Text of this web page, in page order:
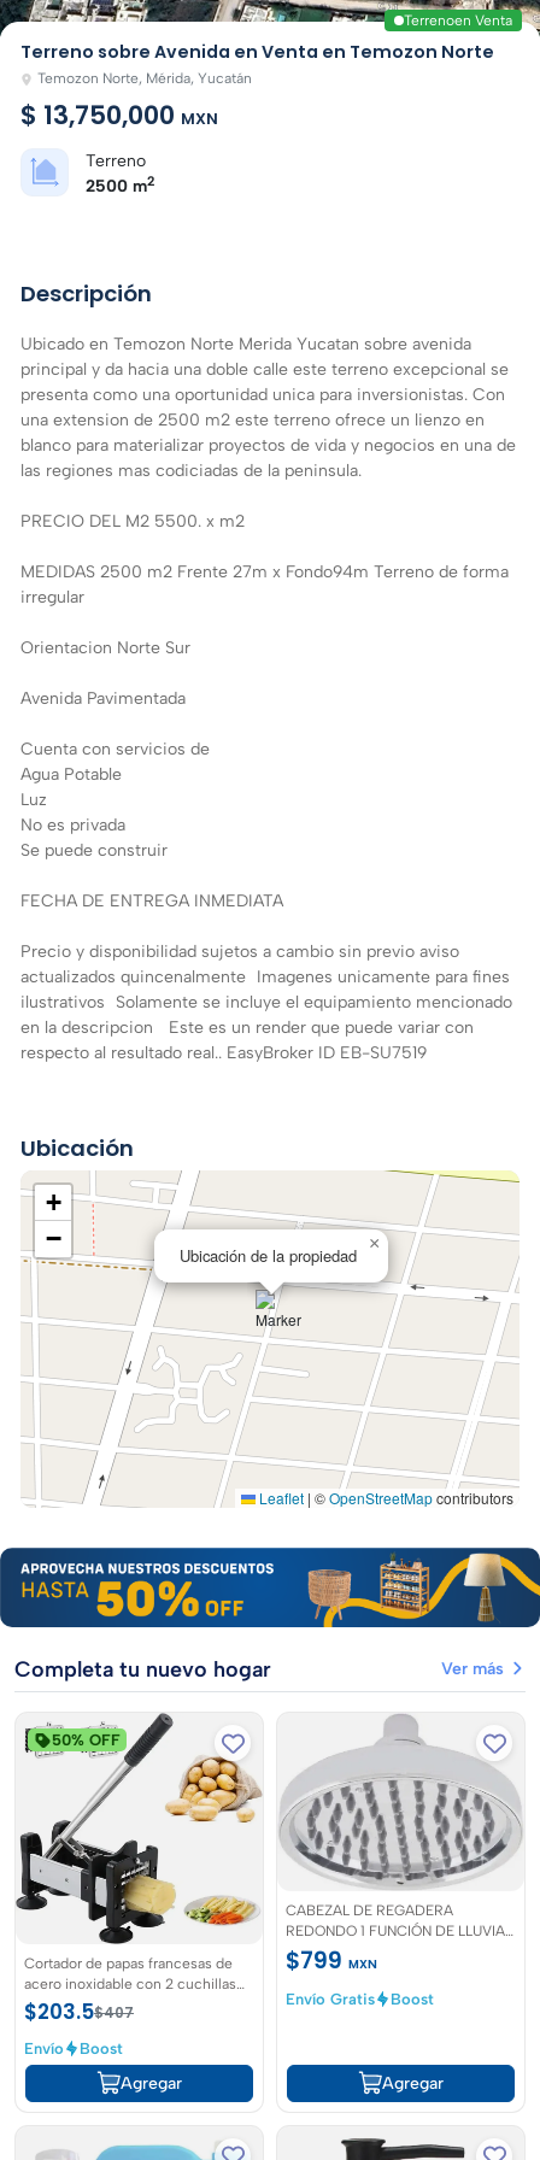
Terrenoen Venta
Terreno sobre Avenida en Venta en Temozon Norte
Temozon Norte, Mérida, Yucatán
$ 13,750,000 MXN
Terreno
2500 m2
Descripción
Ubicado en Temozon Norte Merida Yucatan sobre avenida
principal y da hacia una doble calle este terreno excepcional se
presenta como una oportunidad unica para inversionistas. Con
una extension de 2500 m2 este terreno ofrece un lienzo en
blanco para materializar proyectos de vida y negocios en una de
las regiones mas codiciadas de la peninsula.
PRECIO DEL M2 5500. x m2
MEDIDAS 2500 m2 Frente 27m x Fondo94m Terreno de forma
irregular
Orientacion Norte Sur
Avenida Pavimentada
Cuenta con servicios de
Agua Potable
Luz
No es privada
Se puede construir
FECHA DE ENTREGA INMEDIATA
Precio y disponibilidad sujetos a cambio sin previo aviso
actualizados quincenalmente Imagenes unicamente para fines
ilustrativos Solamente se incluye el equipamiento mencionado
en la descripcion Este es un render que puede variar con
respecto al resultado real.. EasyBroker ID EB-SU7519
Ubicación
Ubicación de la propiedad
×
+
−
Leaflet | ©OpenStreetMapcontributors
Completa tu nuevo hogar Ver más
50% OFF
Cortador de papas francesas de
acero inoxidable con 2 cuchillas
intercambiables
$203.5$407
Envío Boost
Agregar
CABEZAL DE REGADERA
REDONDO 1 FUNCIÓN DE LLUVIA
15.2 CM ACERO
$799 MXN
Envío Gratis
Boost
Agregar